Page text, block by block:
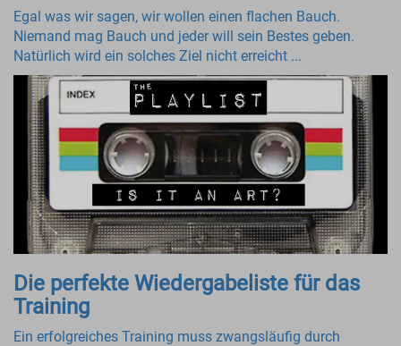
Egal was wir sagen, wir wollen einen flachen Bauch.
Niemand mag Bauch und jeder will sein Bestes geben.
Natürlich wird ein solches Ziel nicht erreicht ...
Die perfekte Wiedergabeliste für das
Training
Ein erfolgreiches Training muss zwangsläufig durch